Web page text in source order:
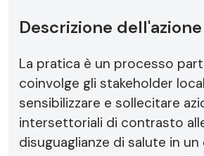
Descrizione dell'azione
La pratica è un processo
coinvolge gli stakeholder
sensibilizzare e sollecitare
intersettoriali di contrasto
disuguaglianze di salute in